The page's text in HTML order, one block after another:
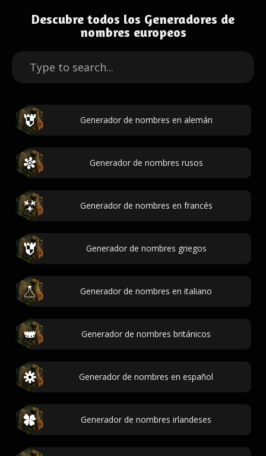
Descubre todos los Generadores de
nombres europeos
Generador de nombres en alemán
Generador de nombres rusos
Generador de nombres en francés
Generador de nombres griegos
Generador de nombres en italiano
Generador de nombres británicos
Generador de nombres en español
Generador de nombres irlandeses